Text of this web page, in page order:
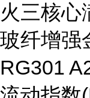
火三核心
玻纤增强
RG301